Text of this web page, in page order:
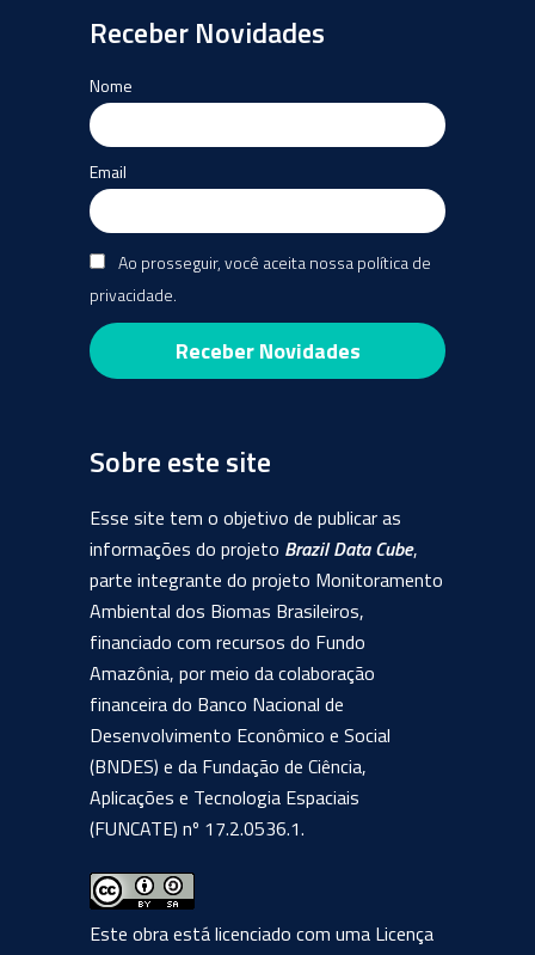
Receber Novidades
Nome
Email
Ao prosseguir, você aceita nossa política de
privacidade.
Sobre este site
Esse site tem o objetivo de publicar as
informações do projeto Brazil Data Cube,
parte integrante do projeto Monitoramento
Ambiental dos Biomas Brasileiros,
financiado com recursos do Fundo
Amazônia, por meio da colaboração
financeira do Banco Nacional de
Desenvolvimento Econômico e Social
(BNDES) e da Fundação de Ciência,
Aplicações e Tecnologia Espaciais
(FUNCATE) nº 17.2.0536.1.
Este obra está licenciado com uma Licença